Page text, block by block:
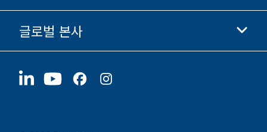
윤리 및 준법 경영
채용 정보
투자자 정보
협력업체
지속가능성
글로벌 본사
1400 W 94th Street